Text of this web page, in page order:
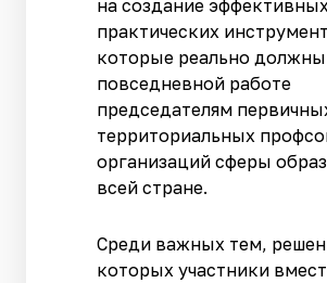
на создание эффективных
практических
которые реально
повседневной работе
председателям
территориальных
организаций сферы
всей стране.
Среди важных тем,
которых участники